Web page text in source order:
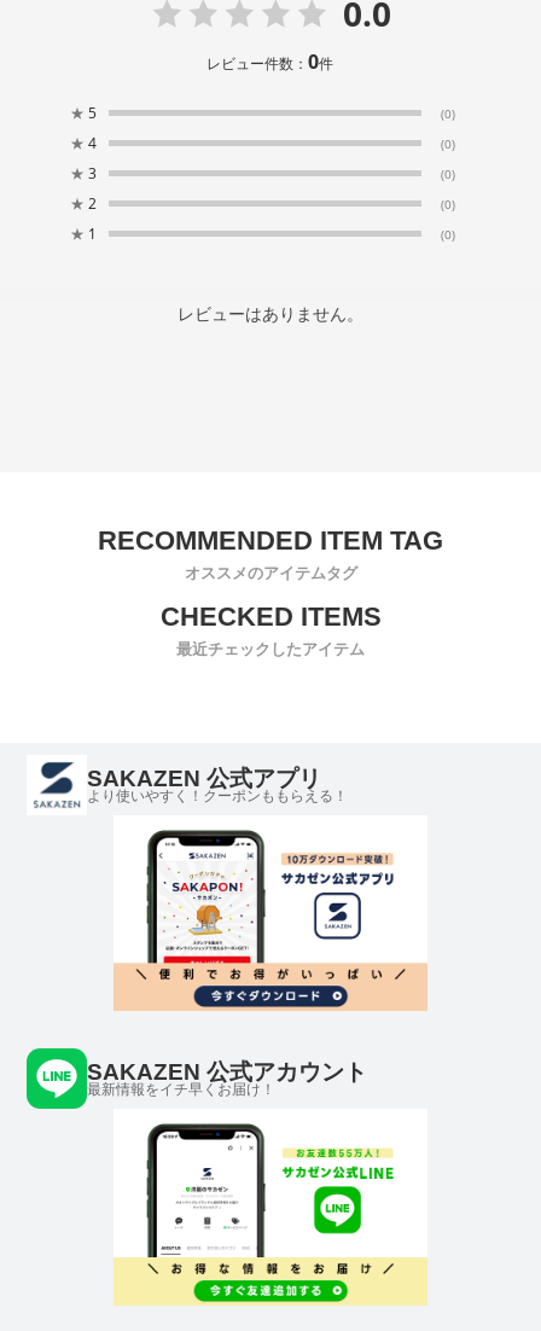
0.0
レビュー件数：0件
★ 5 (0)
★ 4 (0)
★ 3 (0)
★ 2 (0)
★ 1 (0)
レビューはありません。
オススメのアイテムタグ
最近チェックしたアイテム
SAKAZEN 公式アプリ
より使いやすく！クーポンももらえる！
SAKAZEN 公式アカウント
最新情報をイチ早くお届け！